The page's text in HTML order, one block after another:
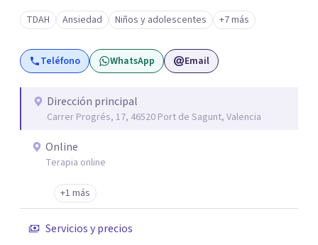
moldeado por másters, especializaciones y experiencias
que han reafirmado mi verdadera vocación: acompañar a
familias y adolescentes en sus momentos más cruciales,
guiándolos hacia relaciones más saludables y un
TDAH Ansiedad Niños y adolescentes +7 más
Teléfono WhatsApp Email
Dirección principal
Carrer Progrés, 17, 46520 Port de Sagunt, Valencia
Online
Terapia online
+1 más
Servicios y precios